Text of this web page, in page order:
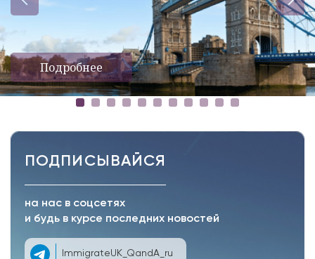
Подробнее
ПОДПИСЫВАЙСЯ
на нас в соцсетях
и будь в курсе последних новостей
ImmigrateUK_QandA_ru